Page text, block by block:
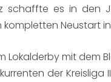
schaffte es in den
Neustart in
mit dem
der Kreisliga